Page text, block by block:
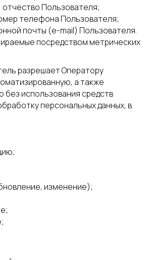
Пользователя;
телефона Пользователя;
почты (e-mail) Пользователя.
посредством метрических
разрешает Оператору
а также
использования средств
персональных данных, в
изменение);